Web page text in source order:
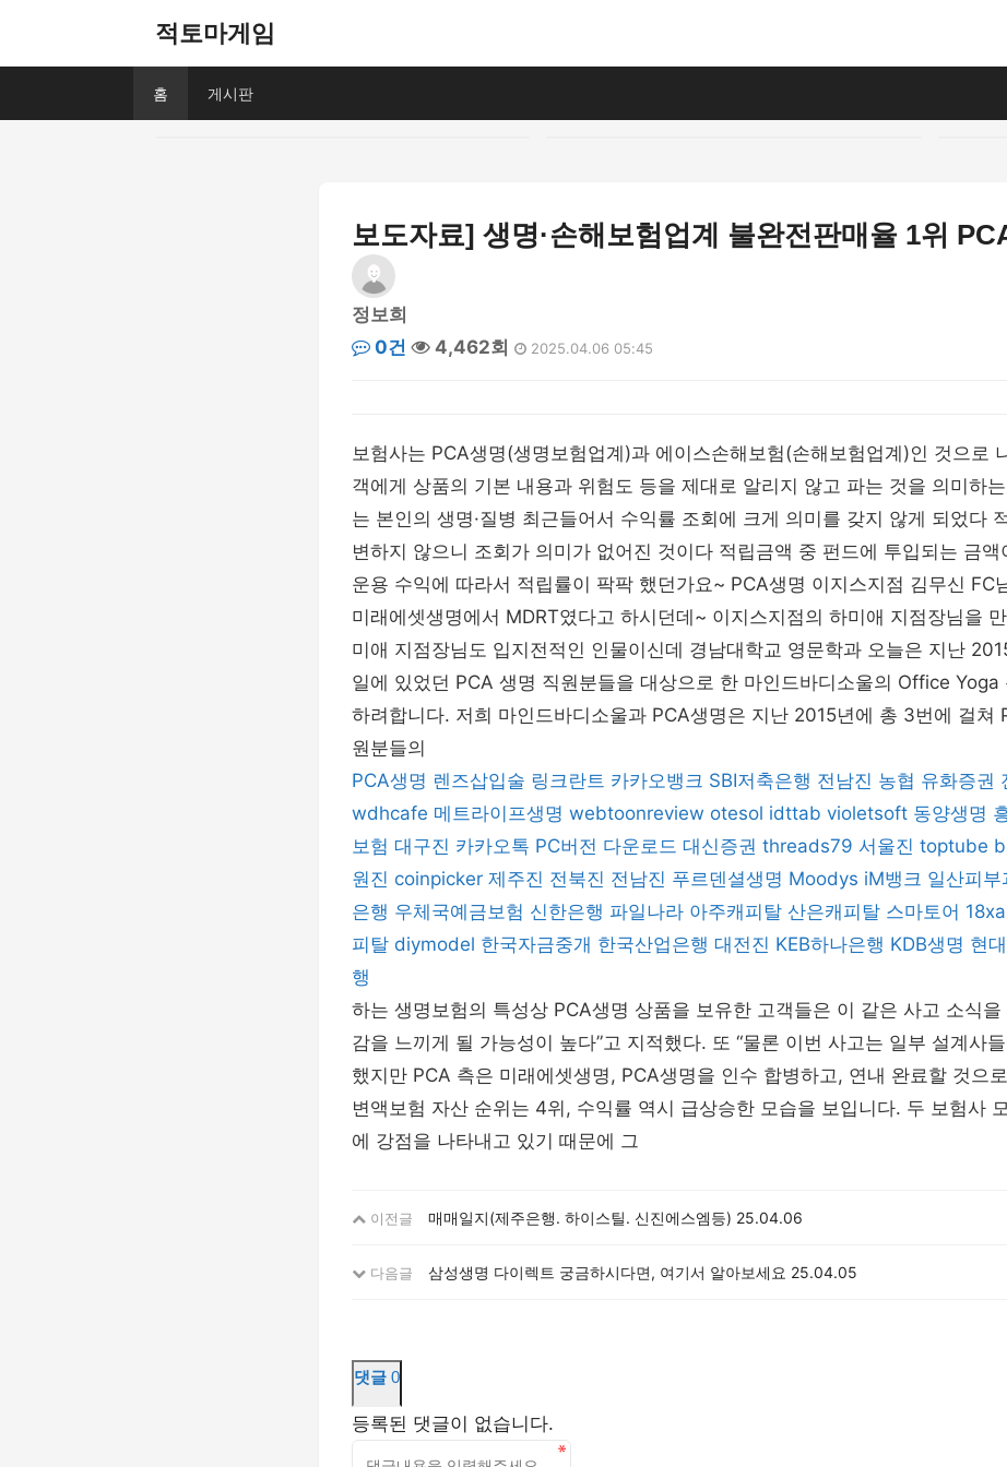
적토마게임
홈 게시판
보도자료] 생명·손해보험업계 불완전판매율 1위
정보희
0건
4,462회 2025.04.06 05:45
보험사는 PCA생명(생명보험업계)과 에이스손해보험(손해보험업계)인 것으로
객에게 상품의 기본 내용과 위험도 등을 제대로 알리지 않고 파는 것을 의미하
는 본인의 생명·질병 최근들어서 수익률 조회에 크게 의미를 갖지 않게 되었다
변하지 않으니 조회가 의미가 없어진 것이다 적립금액 중 펀드에 투입되는 금액
운용 수익에 따라서 적립률이 팍팍 했던가요~ PCA생명 이지스지점 김무신 FC
미래에셋생명에서 MDRT였다고 하시던데~ 이지스지점의 하미애 지점장님을
미애 지점장님도 입지전적인 인물이신데 경남대학교 영문학과 오늘은 지난
일에 있었던 PCA 생명 직원분들을 대상으로 한 마인드바디소울의 Office Yoga
하려합니다. 저희 마인드바디소울과 PCA생명은 지난 2015년에 총 3번에 걸쳐
원분들의
PCA생명 렌즈삽입술 링크란트 카카오뱅크 SBI저축은행 전남진 농협 유화증권
wdhcafe 메트라이프생명 webtoonreview otesol idttab violetsoft 동양생명
보험 대구진 카카오톡 PC버전 다운로드 대신증권 threads79 서울진 toptube
원진 coinpicker 제주진 전북진 전남진 푸르덴셜생명 Moodys iM뱅크 일산피부
은행 우체국예금보험 신한은행 파일나라 아주캐피탈 산은캐피탈 스마토어
피탈 diymodel 한국자금중개 한국산업은행 대전진 KEB하나은행 KDB생명 현
행
하는 생명보험의 특성상 PCA생명 상품을 보유한 고객들은 이 같은 사고 소식
감을 느끼게 될 가능성이 높다”고 지적했다. 또 “물론 이번 사고는 일부 설계사
했지만 PCA 측은 미래에셋생명, PCA생명을 인수 합병하고, 연내 완료할 것으
변액보험 자산 순위는 4위, 수익률 역시 급상승한 모습을 보입니다. 두 보험사
에 강점을 나타내고 있기 때문에 그
이전글 매매일지(제주은행. 하이스틸. 신진에스엠등) 25.04.06
다음글 삼성생명 다이렉트 궁금하시다면, 여기서 알아보세요 25.04.05
댓글 0
등록된 댓글이 없습니다.